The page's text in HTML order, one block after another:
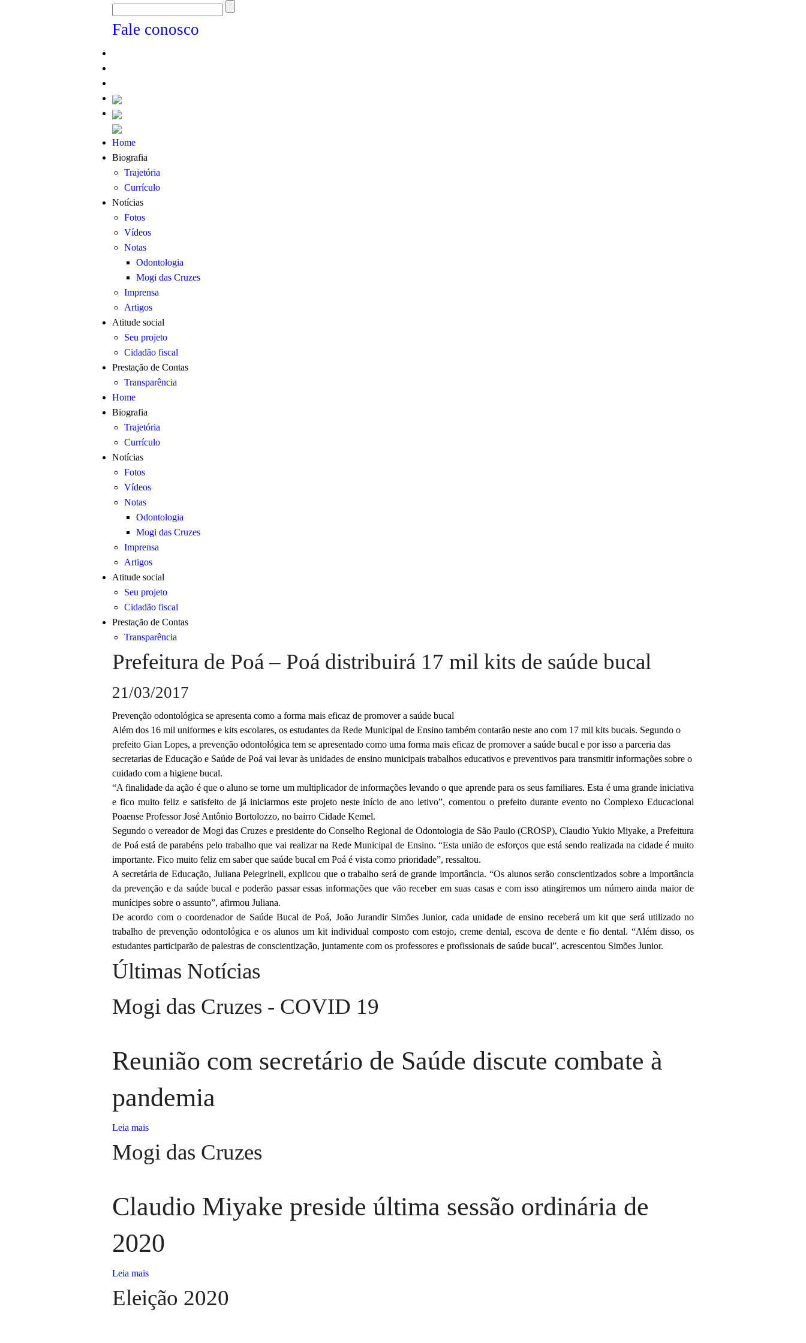
Fale conosco
Home
Biografia
Trajetória
Currículo
Notícias
Fotos
Vídeos
Notas
Odontologia
Mogi das Cruzes
Imprensa
Artigos
Atitude social
Seu projeto
Cidadão fiscal
Prestação de Contas
Transparência
Home
Biografia
Trajetória
Currículo
Notícias
Fotos
Vídeos
Notas
Odontologia
Mogi das Cruzes
Imprensa
Artigos
Atitude social
Seu projeto
Cidadão fiscal
Prestação de Contas
Transparência
Prefeitura de Poá – Poá distribuirá 17 mil kits de saúde bucal
21/03/2017
Prevenção odontológica se apresenta como a forma mais eficaz de promover a saúde bucal
Além dos 16 mil uniformes e kits escolares, os estudantes da Rede Municipal de Ensino também contarão neste ano com 17 mil kits bucais. Segundo o
prefeito Gian Lopes, a prevenção odontológica tem se apresentado como uma forma mais eficaz de promover a saúde bucal e por isso a parceria das
secretarias de Educação e Saúde de Poá vai levar às unidades de ensino municipais trabalhos educativos e preventivos para transmitir informações sobre o
cuidado com a higiene bucal.
“A finalidade da ação é que o aluno se torne um multiplicador de informações levando o que aprende para os seus familiares. Esta é uma grande iniciativa
e fico muito feliz e satisfeito de já iniciarmos este projeto neste início de ano letivo”, comentou o prefeito durante evento no Complexo Educacional
Poaense Professor José Antônio Bortolozzo, no bairro Cidade Kemel.
Segundo o vereador de Mogi das Cruzes e presidente do Conselho Regional de Odontologia de São Paulo (CROSP), Claudio Yukio Miyake, a Prefeitura
de Poá está de parabéns pelo trabalho que vai realizar na Rede Municipal de Ensino. “Esta união de esforços que está sendo realizada na cidade é muito
importante. Fico muito feliz em saber que saúde bucal em Poá é vista como prioridade”, ressaltou.
A secretária de Educação, Juliana Pelegrineli, explicou que o trabalho será de grande importância. “Os alunos serão conscientizados sobre a importância
da prevenção e da saúde bucal e poderão passar essas informações que vão receber em suas casas e com isso atingiremos um número ainda maior de
munícipes sobre o assunto”, afirmou Juliana.
De acordo com o coordenador de Saúde Bucal de Poá, João Jurandir Simões Junior, cada unidade de ensino receberá um kit que será utilizado no
trabalho de prevenção odontológica e os alunos um kit individual composto com estojo, creme dental, escova de dente e fio dental. “Além disso, os
estudantes participarão de palestras de conscientização, juntamente com os professores e profissionais de saúde bucal”, acrescentou Simões Junior.
Últimas Notícias
Mogi das Cruzes - COVID 19
Reunião com secretário de Saúde discute combate à
pandemia
Leia mais
Mogi das Cruzes
Claudio Miyake preside última sessão ordinária de
2020
Leia mais
Eleição 2020